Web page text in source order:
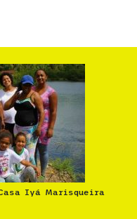
Iyá Marisqueira